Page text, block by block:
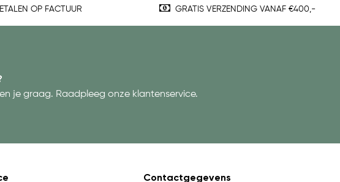
OP FACTUUR GRATIS VERZENDING VANAF €400,-
je graag. Raadpleeg onze klantenservice.
Contactgegevens